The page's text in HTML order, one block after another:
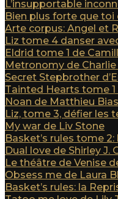
L’insupportable
Bien plus forte que toi
Arte corpus: Angel et
Liz tome 4 danser
Eldrid tome 1 de
Metronomy de Charlie
Secret Stepbrother
Tainted Hearts tome 1
Noan de Matthieu
Liz, tome 3, défier les
My war de Liv Stone
Basket’s rules tome
Dual love de Shirley J.
Le théâtre de Venise
Obsess me de Laura
Basket’s rules: la